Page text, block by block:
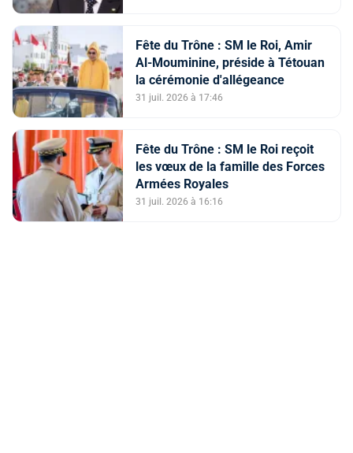
Fête du Trône : SM le Roi, Amir
Al-Mouminine, préside à Tétouan
la cérémonie d'allégeance
31 juil. 2026 à 17:46
Fête du Trône : SM le Roi reçoit
les vœux de la famille des Forces
Armées Royales
31 juil. 2026 à 16:16